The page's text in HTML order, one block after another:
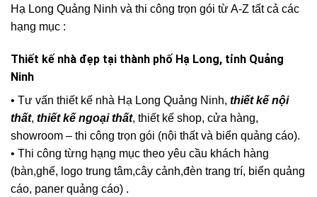
Hạ Long Quảng Ninh và thi công trọn gói từ A-Z tất cả các
hạng mục :
Thiết kế nhà đẹp tại thành phố Hạ Long, tỉnh Quảng
Ninh
• Tư vấn thiết kế nhà Hạ Long Quảng Ninh, thiết kế nội
thất, thiết kế ngoại thất, thiết kế shop, cửa hàng,
showroom – thi công trọn gói (nội thất và biển quảng cáo).
• Thi công từng hạng mục theo yêu cầu khách hàng
(bàn,ghế, logo trung tâm,cây cảnh,đèn trang trí, biển quảng
cáo, paner quảng cáo) .